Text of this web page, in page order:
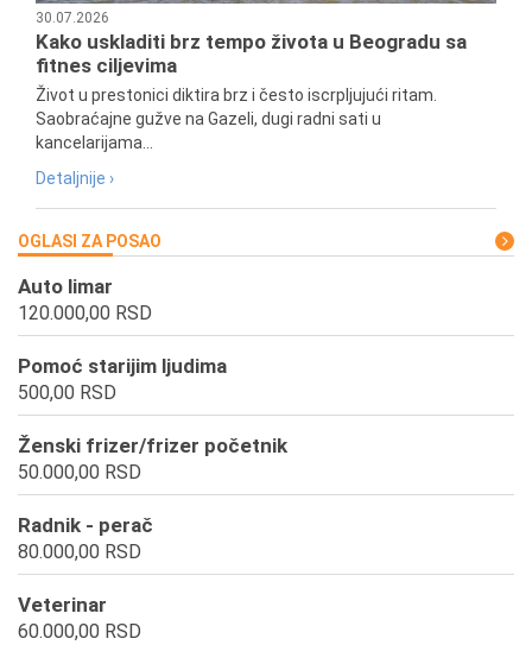
30.07.2026
Kako uskladiti brz tempo života u Beogradu sa
fitnes ciljevima
Život u prestonici diktira brz i često iscrpljujući ritam.
Saobraćajne gužve na Gazeli, dugi radni sati u
kancelarijama...
Detaljnije ›
OGLASI ZA POSAO
Auto limar
120.000,00 RSD
Pomoć starijim ljudima
500,00 RSD
Ženski frizer/frizer početnik
50.000,00 RSD
Radnik - perač
80.000,00 RSD
Veterinar
60.000,00 RSD